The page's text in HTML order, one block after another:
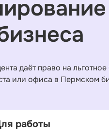
даёт право на
или офиса в Пермском
работы